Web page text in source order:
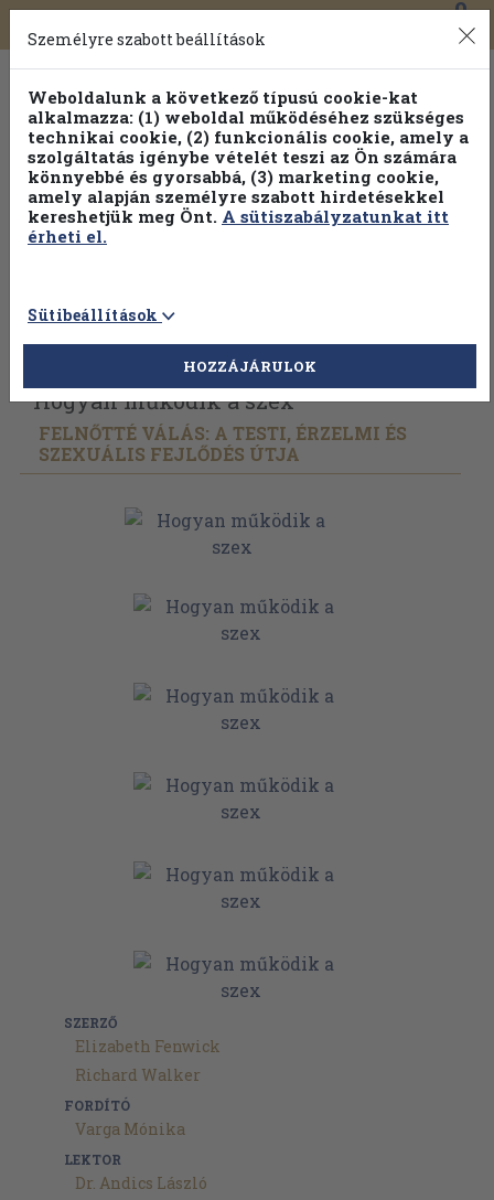
Toggle
navigation
0
Vissza az előző oldalra Válasszon példányt
Hogyan működik a szex
FELNŐTTÉ VÁLÁS: A TESTI, ÉRZELMI ÉS
SZEXUÁLIS FEJLŐDÉS ÚTJA
SZERZŐ
Elizabeth Fenwick
Richard Walker
FORDÍTÓ
Varga Mónika
LEKTOR
Dr. Andics László
Személyre szabott beállítások
Weboldalunk a következő típusú cookie-kat
alkalmazza: (1) weboldal működéséhez szükséges
technikai cookie, (2) funkcionális cookie, amely a
szolgáltatás igénybe vételét teszi az Ön számára
könnyebbé és gyorsabbá, (3) marketing cookie,
amely alapján személyre szabott hirdetésekkel
kereshetjük meg Önt. A sütiszabályzatunkat itt
érheti el.
Sütibeállítások
HOZZÁJÁRULOK